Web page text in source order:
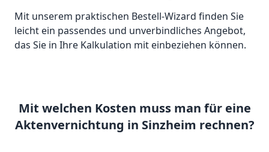
Mit unserem praktischen Bestell-Wizard finden Sie
leicht ein passendes und unverbindliches Angebot,
das Sie in Ihre Kalkulation mit einbeziehen können.
Mit welchen Kosten muss man für eine
Aktenvernichtung in Sinzheim rechnen?